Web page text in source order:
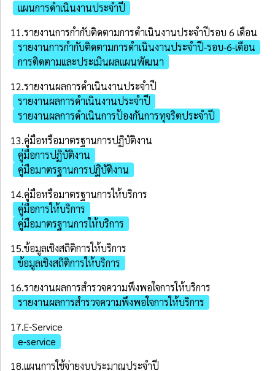
แผนการดำเนินงานประจำปี
11.รายงานการกำกับติดตามการดำเนินงานประจำปีรอบ 6 เดือน
รายงานการกำกับติดตามการดำเนินงานประจำปี-รอบ-6-เดือน
การติดตามและประเมินผลแผนพัฒนา
12.รายงานผลการดำเนินงานประจำปี
รายงานผลการดำเนินงานประจำปี
รายงานผลการดำเนินการป้องกันการทุจริตประจำปี
13.คู่มือหรือมาตรฐานการปฏิบัติงาน
คู่มือการปฏิบัติงาน
คู่มือมาตรฐานการปฏิบัติงาน
14.คู่มือหรือมาตรฐานการให้บริการ
คู่มือการให้บริการ
คู่มือมาตรฐานการให้บริการ
15.ข้อมูลเชิงสถิติการให้บริการ
ข้อมูลเชิงสถิติการให้บริการ
16.รายงานผลการสำรวจความพึงพอใจการให้บริการ
รายงานผลการสำรวจความพึงพอใจการให้บริการ
17.E-Service
e-service
18.แผนการใช้จ่ายงบประมาณประจำปี